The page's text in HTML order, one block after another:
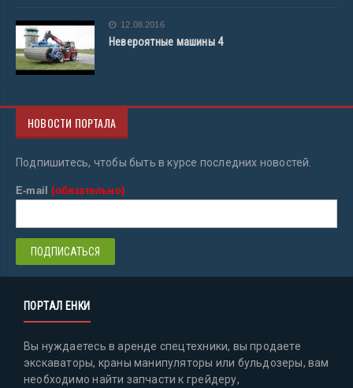
12.08.2016
Невероятные машины 4
НОВОСТИ ПОРТАЛА
Подпишитесь, чтобы быть в курсе последних новостей.
E-mail(обязательно)
ПОРТАЛ ЕНКИ
Вы нуждаетесь в аренде спецтехники, вы продаете
экскаваторы, краны манипуляторы или бульдозеры, вам
необходимо найти запчасти к грейдеру,